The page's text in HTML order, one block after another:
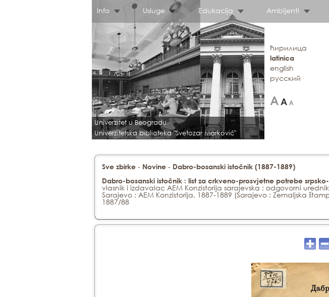
Info Usluge Edukacija Ambijenti
Univerzitet u Beogradu
Univerzitetska biblioteka "Svetozar Marković"
ћирилица
latinica
english
русский
Sve zbirke - Novine - Dabro-bosanski istočnik (1887-1889)
Dabro-bosanski istočnik : list za crkveno-prosvjetne potrebe
vlasnik i izdavalac AEM Konzistorija sarajevska ; odgovorni
Sarajevo : AEM Konzistorija, 1887-1889 (Sarajevo : Zemaljska
1887/88